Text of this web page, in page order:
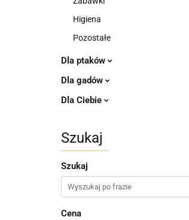
Higiena
Pozostałe
Dla ptaków
Dla gadów
Dla Ciebie
Szukaj
Szukaj
Cena